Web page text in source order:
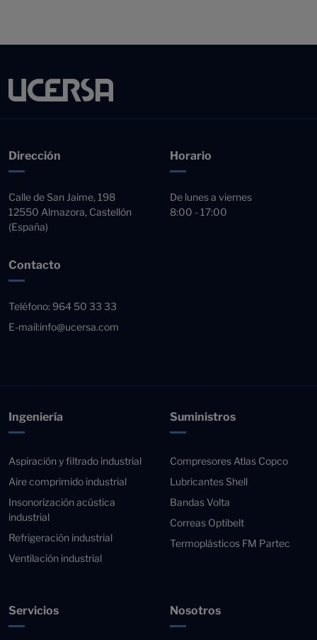
Dirección
Calle de San Jaime, 198
12550 Almazora, Castellón
(España)
Horario
De lunes a viernes
8:00 - 17:00
Contacto
Teléfono: 964 50 33 33
E-mail:info@ucersa.com
Ingeniería
Aspiración y filtrado industrial
Aire comprimido industrial
Insonorización acústica
industrial
Refrigeración industrial
Ventilación industrial
Suministros
Compresores Atlas Copco
Lubricantes Shell
Bandas Volta
Correas Optibelt
Termoplásticos FM Partec
Servicios Nosotros